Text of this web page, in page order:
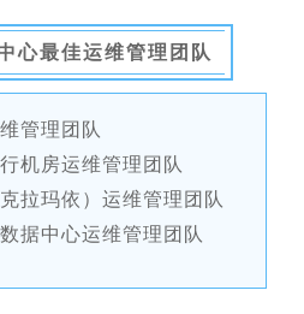
心最佳运维管理团队
管理团队
机房运维管理团队
拉玛依）运维管理团队
据中心运维管理团队